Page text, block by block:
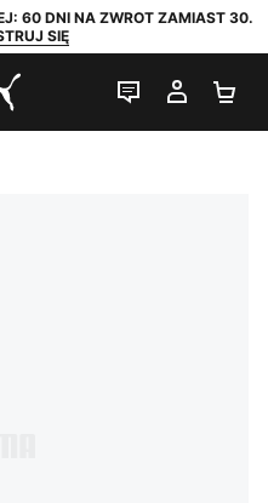
60 DNI NA ZWROT ZAMIAST 30.
SIĘ
CZAT NA
MOJE